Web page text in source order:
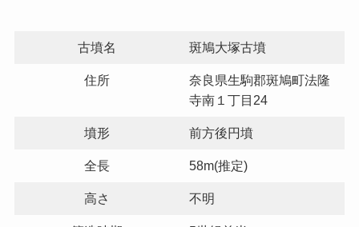
古墳名 斑鳩大塚古墳
住所
奈良県生駒郡斑鳩町法隆
寺南１丁目24
墳形 前方後円墳
全長 58m(推定)
高さ 不明